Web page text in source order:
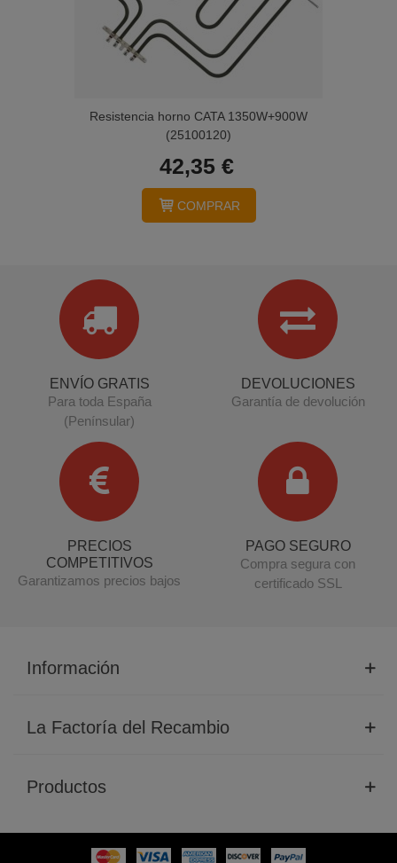
Resistencia horno CATA 1350W+900W
(25100120)
42,35 €
COMPRAR
ENVÍO GRATIS
Para toda España
(Penínsular)
DEVOLUCIONES
Garantía de devolución
PRECIOS
COMPETITIVOS
Garantizamos precios bajos
PAGO SEGURO
Compra segura con
certificado SSL
Información
La Factoría del Recambio
Productos